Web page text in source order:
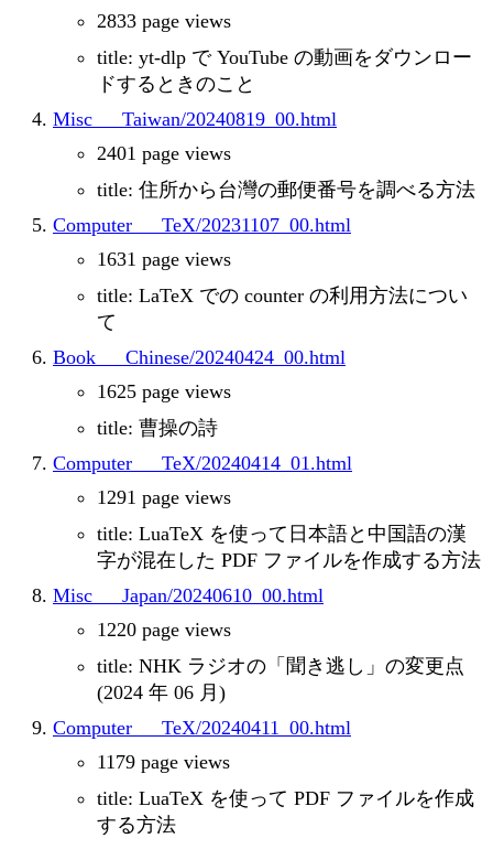
2833 page views
title: yt-dlp で YouTube の動画をダウンロー
ドするときのこと
Misc___Taiwan/20240819_00.html
2401 page views
title: 住所から台灣の郵便番号を調べる方法
Computer___TeX/20231107_00.html
1631 page views
title: LaTeX での counter の利用方法につい
て
Book___Chinese/20240424_00.html
1625 page views
title: 曹操の詩
Computer___TeX/20240414_01.html
1291 page views
title: LuaTeX を使って日本語と中国語の漢
字が混在した PDF ファイルを作成する方法
Misc___Japan/20240610_00.html
1220 page views
title: NHK ラジオの「聞き逃し」の変更点
(2024 年 06 月)
Computer___TeX/20240411_00.html
1179 page views
title: LuaTeX を使って PDF ファイルを作成
する方法